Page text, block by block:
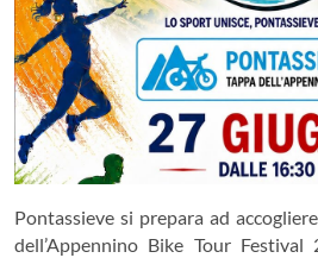
Pontassieve si prepara ad
dell’Appennino Bike Tour Festival